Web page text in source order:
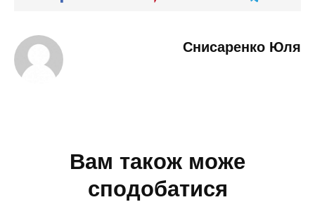
Снисаренко Юля
Вам також може
сподобатися